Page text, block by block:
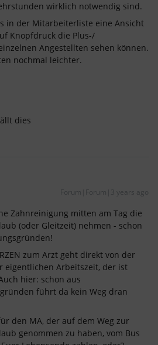
wirklich notwendig sind.
in der Mitarbeiterliste eine Ansicht
Knopfdruck die Plus-/
Angestellten sehen können.
nochmal leichter.
dies
Forum|Forum|3 years ago
Zahnreinigung mitten am Tag die
(oder Gleitzeit) nehmen - schon
zum Arzt geht direkt von der
eigentlichen Arbeitszeit, der ist
hier: schon aus
führt da kein Weg dran
den MA, der auf dem Weg zur
genommen zu haben, vom Bus